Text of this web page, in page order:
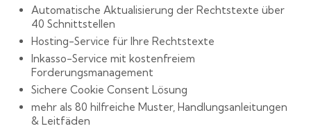
Automatische Aktualisierung der Rechtstexte über
40 Schnittstellen
Hosting-Service für Ihre Rechtstexte
Inkasso-Service mit kostenfreiem
Forderungsmanagement
Sichere Cookie Consent Lösung
mehr als 80 hilfreiche Muster, Handlungsanleitungen
& Leitfäden